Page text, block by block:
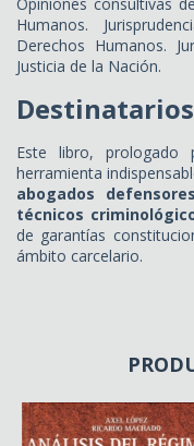
Humanos.
Derechos Humanos.
Justicia de la Nación.
Destinatarios
Este libro, prologado
herramienta
abogados
técnicos
de garantías
ámbito carcelario.